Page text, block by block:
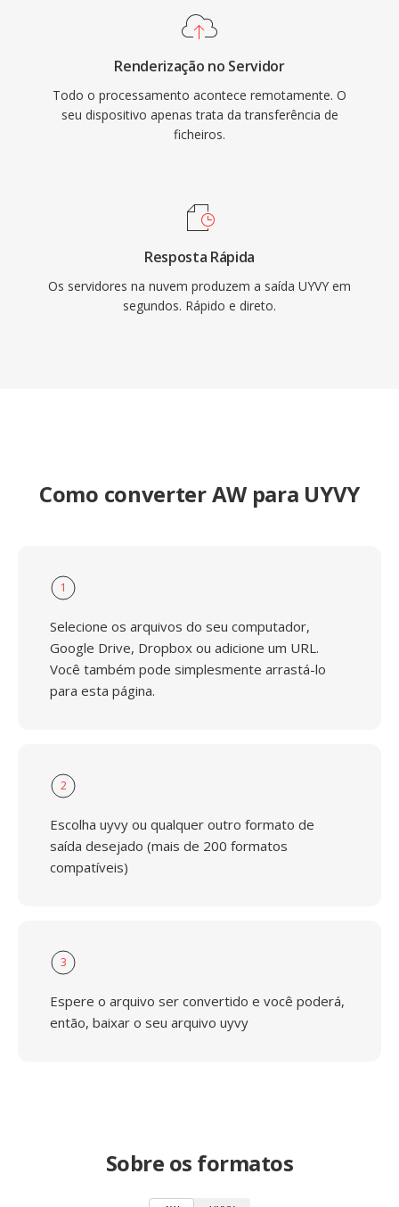
Renderização no Servidor
Todo o processamento acontece remotamente. O
seu dispositivo apenas trata da transferência de
ficheiros.
Resposta Rápida
Os servidores na nuvem produzem a saída UYVY em
segundos. Rápido e direto.
Como converter AW para UYVY
1
Selecione os arquivos do seu computador,
Google Drive, Dropbox ou adicione um URL.
Você também pode simplesmente arrastá-lo
para esta página.
2
Escolha uyvy ou qualquer outro formato de
saída desejado (mais de 200 formatos
compatíveis)
3
Espere o arquivo ser convertido e você poderá,
então, baixar o seu arquivo uyvy
Sobre os formatos